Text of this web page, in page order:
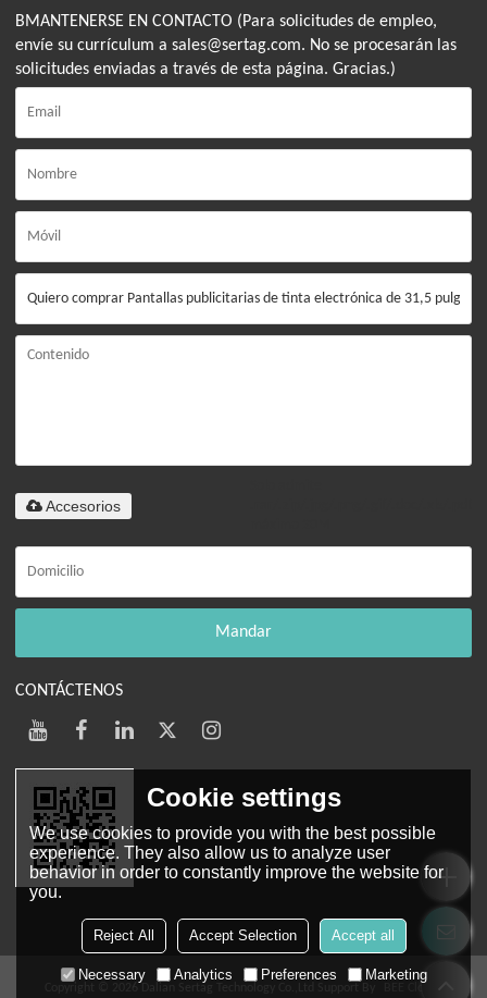
BMANTENERSE EN CONTACTO (Para solicitudes de empleo,
envíe su currículum a sales@sertag.com. No se procesarán las
solicitudes enviadas a través de esta página. Gracias.)
Accesorios
Mandar
CONTÁCTENOS
Web móvil
Cookie settings
We use cookies to provide you with the best possible
experience. They also allow us to analyze user
behavior in order to constantly improve the website for
you.
Reject All Accept Selection Accept all
Necessary Analytics Preferences Marketing